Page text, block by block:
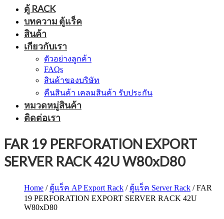
ตู้ RACK
บทความ ตู้แร็ค
สินค้า
เกียวกับเรา
ตัวอย่างลูกค้า
FAQs
สินค้าของบริษัท
คืนสินค้า เคลมสินค้า รับประกัน
หมวดหมู่สินค้า
ติดต่อเรา
FAR 19 PERFORATION EXPORT
SERVER RACK 42U W80xD80
Home / ตู้แร็ค AP Export Rack / ตู้แร็ค Server Rack / FAR
19 PERFORATION EXPORT SERVER RACK 42U
W80xD80